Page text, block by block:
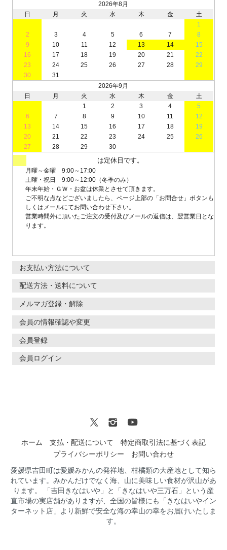
2026年8月
日
月 火 水 木 金
土
1
2
3 4 5 6 7
8
9
10 11 12 13 14
15
16
17 18 19 20 21
22
23
24 25 26 27 28
29
30
31
2026年9月
日
月 火 水 木 金
土
1
2 3 4
5
6
7 8 9 10 11
12
13
14 15 16 17 18
19
20
21 22 23 24 25
26
27
28 29 30
は定休日です。
月曜～金曜 9:00～17:00
土曜・祝日 9:00～12:00（冬季のみ）
年末年始・ＧＷ・お盆は休業とさせて頂きます。
ご不明な点などございましたら、ページ上部の「お問合せ」ボタンも
しくはメールにてお問い合わせ下さい。
営業時間外に頂いたご注文の受付及びメールの返信は、翌営業日とな
ります。
お支払い方法について
配送方法・送料について
メルマガ登録・解除
会員の情報確認や変更
会員登録
会員ログイン
ホーム 支払・配送について
特定商取引法に基づく表記
プライバシーポリシー
お問い合わせ
愛媛県吉田町は愛媛みかんの発祥地、柑橘類の大産地として知ら
れています。みかんだけでなく海、山に美味しい食材が沢山があ
ります。 「吉田きなはいや」と「きなはいや三万石」という産
直市場の実店舗がありますが、全国の皆様にも「きなはいやイン
ターネット店」より新鮮で安全な海の幸山の幸をお届けいたしま
す。